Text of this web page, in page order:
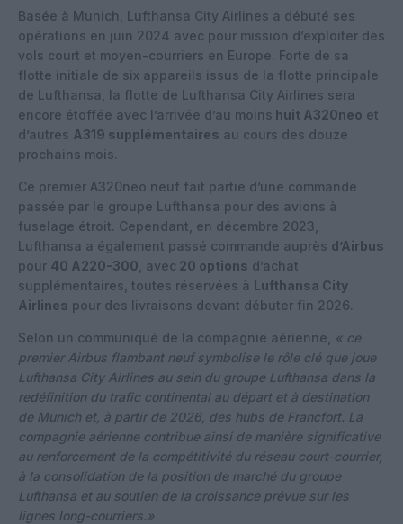
Basée à Munich, Lufthansa City Airlines a débuté ses
opérations en juin 2024 avec pour mission d’exploiter des
vols court et moyen-courriers en Europe. Forte de sa
flotte initiale de six appareils issus de la flotte principale
de Lufthansa, la flotte de Lufthansa City Airlines sera
encore étoffée avec l’arrivée d’au moins huit A320neo et
d’autres A319 supplémentaires au cours des douze
prochains mois.
Ce premier A320neo neuf fait partie d’une commande
passée par le groupe Lufthansa pour des avions à
fuselage étroit. Cependant, en décembre 2023,
Lufthansa a également passé commande auprès d’Airbus
pour 40 A220-300 , avec 20 options d’achat
supplémentaires, toutes réservées à Lufthansa City
Airlines pour des livraisons devant débuter fin 2026.
Selon un communiqué de la compagnie aérienne,
« ce
premier Airbus flambant neuf symbolise le rôle clé que joue
Lufthansa City Airlines au sein du groupe Lufthansa dans la
redéfinition du trafic continental au départ et à destination
de Munich et, à partir de 2026, des hubs de Francfort. La
compagnie aérienne contribue ainsi de manière significative
au renforcement de la compétitivité du réseau court-courrier,
à la consolidation de la position de marché du groupe
Lufthansa et au soutien de la croissance prévue sur les
lignes long-courriers.»